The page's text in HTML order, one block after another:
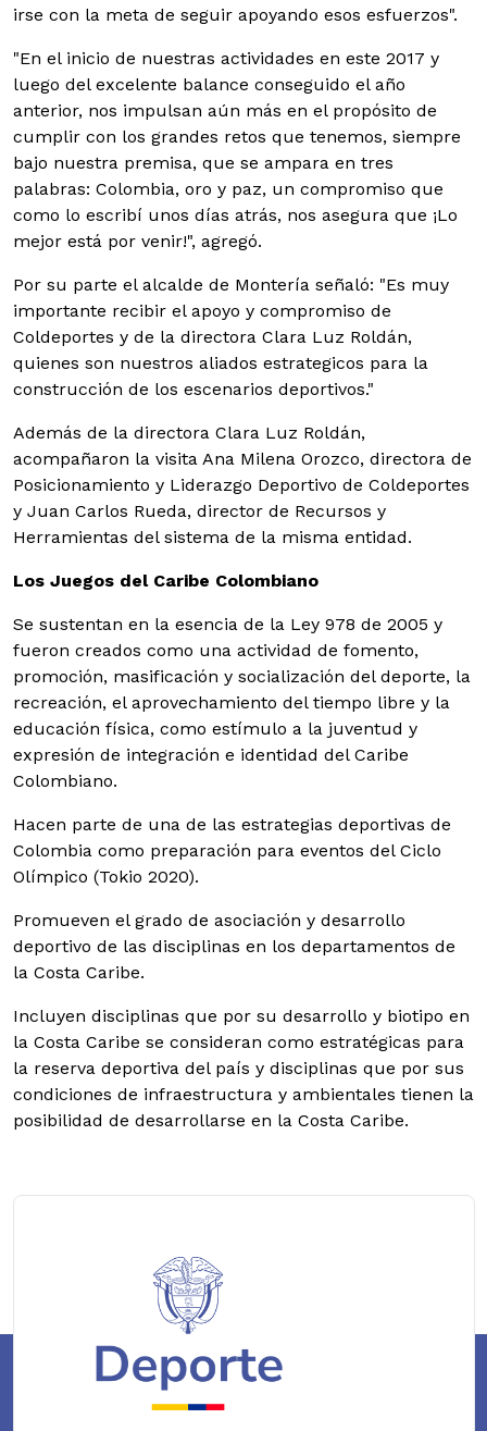
irse con la meta de seguir apoyando esos esfuerzos".
"En el inicio de nuestras actividades en este 2017 y
luego del excelente balance conseguido el año
anterior, nos impulsan aún más en el propósito de
cumplir con los grandes retos que tenemos, siempre
bajo nuestra premisa, que se ampara en tres
palabras: Colombia, oro y paz, un compromiso que
como lo escribí unos días atrás, nos asegura que ¡Lo
mejor está por venir!", agregó.
Por su parte el alcalde de Montería señaló: "Es muy
importante recibir el apoyo y compromiso de
Coldeportes y de la directora Clara Luz Roldán,
quienes son nuestros aliados estrategicos para la
construcción de los escenarios deportivos."
Además de la directora Clara Luz Roldán,
acompañaron la visita Ana Milena Orozco, directora de
Posicionamiento y Liderazgo Deportivo de Coldeportes
y Juan Carlos Rueda, director de Recursos y
Herramientas del sistema de la misma entidad.
Los Juegos del Caribe Colombiano
Se sustentan en la esencia de la Ley 978 de 2005 y
fueron creados como una actividad de fomento,
promoción, masificación y socialización del deporte, la
recreación, el aprovechamiento del tiempo libre y la
educación física, como estímulo a la juventud y
expresión de integración e identidad del Caribe
Colombiano.
Hacen parte de una de las estrategias deportivas de
Colombia como preparación para eventos del Ciclo
Olímpico (Tokio 2020).
Promueven el grado de asociación y desarrollo
deportivo de las disciplinas en los departamentos de
la Costa Caribe.
Incluyen disciplinas que por su desarrollo y biotipo en
la Costa Caribe se consideran como estratégicas para
la reserva deportiva del país y disciplinas que por sus
condiciones de infraestructura y ambientales tienen la
posibilidad de desarrollarse en la Costa Caribe.